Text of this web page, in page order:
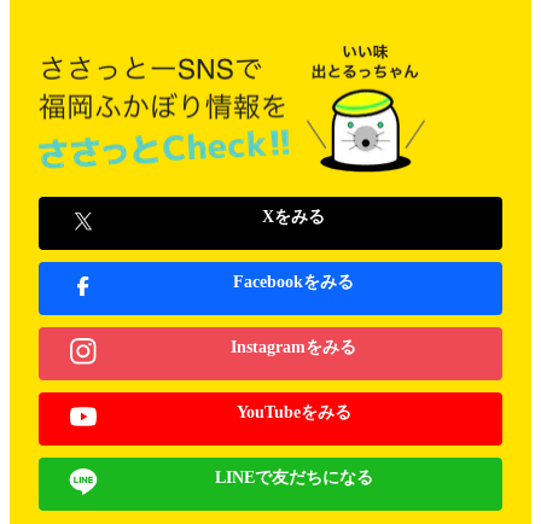
Xをみる
Facebookをみる
Instagramをみる
YouTubeをみる
LINEで友だちになる